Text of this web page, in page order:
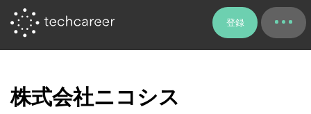
登録
株式会社ニコシス